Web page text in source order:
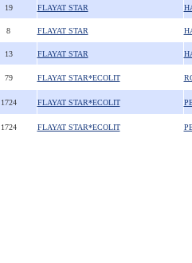
19 FLAYAT STAR
8 FLAYAT STAR
13 FLAYAT STAR
79 FLAYAT STAR*ECOLIT
1724 FLAYAT STAR*ECOLIT
1724 FLAYAT STAR*ECOLIT